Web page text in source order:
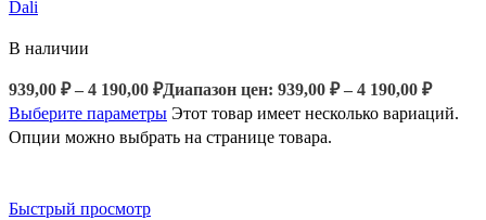
Dali
В наличии
939,00 ₽ – 4 190,00 ₽Диапазон цен: 939,00 ₽ – 4 190,00 ₽
Выберите параметры Этот товар имеет несколько вариаций.
Опции можно выбрать на странице товара.
Быстрый просмотр